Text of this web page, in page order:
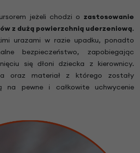
jeżeli chodzi o zastosowanie
z dużą powierzchnią uderzeniową.
urazami w razie upadku, ponadto
bezpieczeństwo, zapobiegając
się dłoni dziecka z kierownicy.
oraz materiał z którego zostały
na pewne i całkowite uchwycenie